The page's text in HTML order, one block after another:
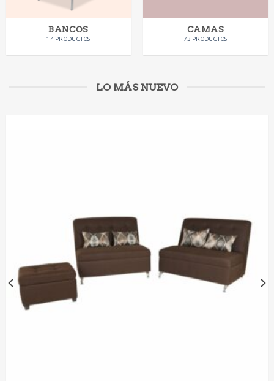
BANCOS
14 PRODUCTOS
CAMAS
73 PRODUCTOS
LO MÁS NUEVO